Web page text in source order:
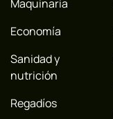
Maquinaria
Economía
Sanidad y
nutrición
Regadíos